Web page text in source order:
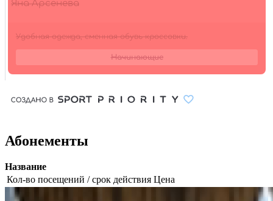
Абонементы
Название
Кол-во посещений / срок действия Цена